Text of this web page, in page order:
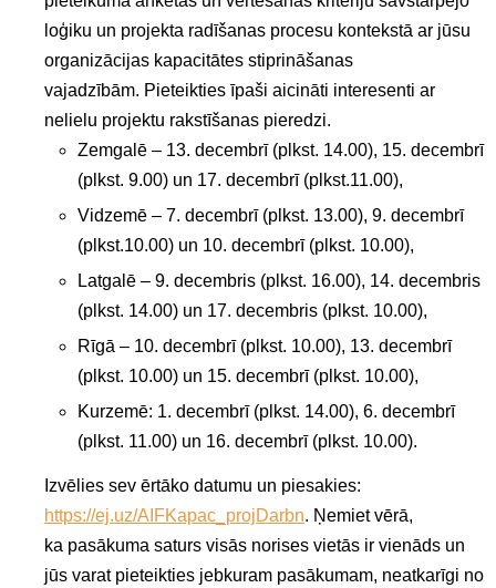
loģiku un projekta radīšanas procesu kontekstā ar jūsu
organizācijas kapacitātes stiprināšanas
vajadzībām. Pieteikties īpaši aicināti interesenti ar
nelielu projektu rakstīšanas pieredzi.
Zemgalē – 13. decembrī (plkst. 14.00), 15. decembrī
(plkst. 9.00) un 17. decembrī (plkst.11.00),
Vidzemē – 7. decembrī (plkst. 13.00), 9. decembrī
(plkst.10.00) un 10. decembrī (plkst. 10.00),
Latgalē – 9. decembris (plkst. 16.00), 14. decembris
(plkst. 14.00) un 17. decembris (plkst. 10.00),
Rīgā – 10. decembrī (plkst. 10.00), 13. decembrī
(plkst. 10.00) un 15. decembrī (plkst. 10.00),
Kurzemē: 1. decembrī (plkst. 14.00), 6. decembrī
(plkst. 11.00) un 16. decembrī (plkst. 10.00).
Izvēlies sev ērtāko datumu un piesakies:
https://ej.uz/AIFKapac_projDarbn. Ņemiet vērā,
ka pasākuma saturs visās norises vietās ir vienāds un
jūs varat pieteikties jebkuram pasākumam, neatkarīgi no